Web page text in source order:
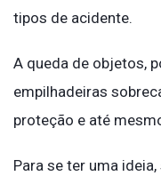
tipos de acidente.
A queda de objetos,
empilhadeiras
proteção e até
Para se ter uma